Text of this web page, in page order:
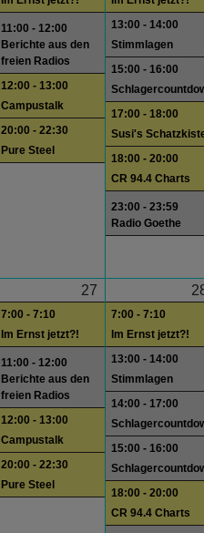
11:00 - 12:00
Berichte aus den
freien Radios
12:00 - 13:00
Campustalk
20:00 - 22:30
Pure Steel
13:00 - 14:00
Stimmlagen
15:00 - 16:00
17:00 - 18:00
Susi's
18:00 - 20:00
CR 94.4 Charts
23:00 - 23:59
Radio Goethe
27
7:00 - 7:10
Im Ernst jetzt?!
11:00 - 12:00
Berichte aus den
freien Radios
12:00 - 13:00
Campustalk
20:00 - 22:30
Pure Steel
7:00 - 7:10
Im Ernst jetzt?!
13:00 - 14:00
Stimmlagen
14:00 - 17:00
15:00 - 16:00
18:00 - 20:00
CR 94.4 Charts